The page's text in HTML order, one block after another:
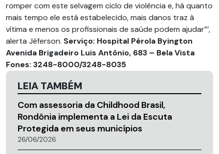
romper com este selvagem ciclo de violência e, há quanto
mais tempo ele está estabelecido, mais danos traz à
vítima e menos os profissionais de saúde podem ajudar”’,
alerta Jéferson. Serviço: Hospital Pérola Byington
Avenida Brigadeiro Luis Antônio, 683 – Bela Vista
Fones: 3248-8000/3248-8035
LEIA TAMBÉM
Com assessoria da Childhood Brasil,
Rondônia implementa a Lei da Escuta
Protegida em seus municípios
26/06/2026